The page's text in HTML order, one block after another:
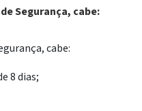
Segurança, cabe:
cabe:
8 dias;